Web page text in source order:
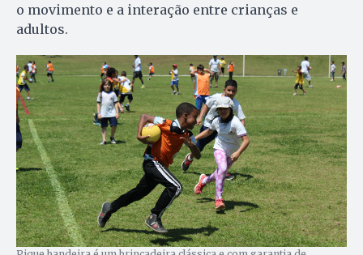
o movimento e a interação entre crianças e
adultos.